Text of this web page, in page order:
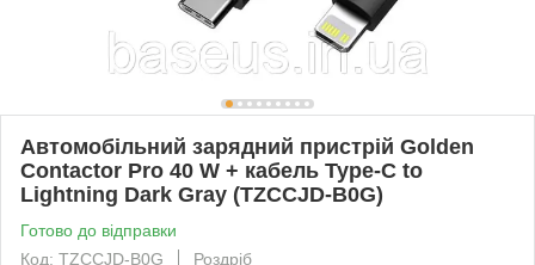
Автомобільний зарядний пристрій Golden
Contactor Pro 40 W + кабель Type-C to
Lightning Dark Gray (TZCCJD-B0G)
Готово до відправки
Код: TZCCJD-B0G
Роздріб